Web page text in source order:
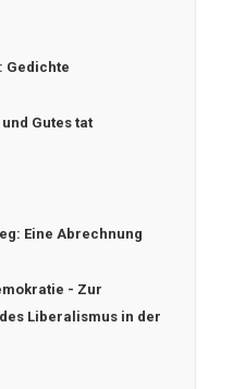
Gedichte
Gutes tat
Eine Abrechnung
- Zur
Liberalismus in der